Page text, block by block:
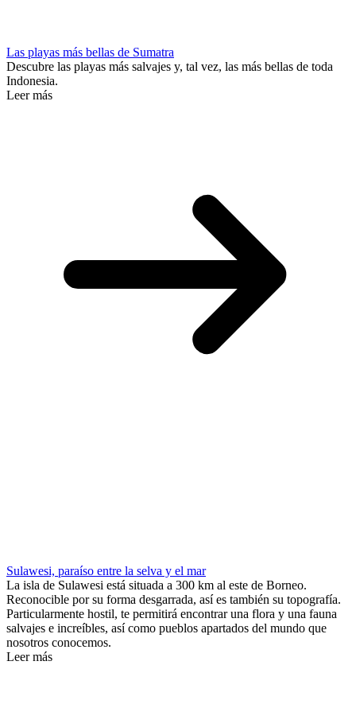
Las playas más bellas de Sumatra
Descubre las playas más salvajes y, tal vez, las más bellas de toda
Indonesia.
Leer más
Sulawesi, paraíso entre la selva y el mar
La isla de Sulawesi está situada a 300 km al este de Borneo.
Reconocible por su forma desgarrada, así es también su topografía.
Particularmente hostil, te permitirá encontrar una flora y una fauna
salvajes e increíbles, así como pueblos apartados del mundo que
nosotros conocemos.
Leer más